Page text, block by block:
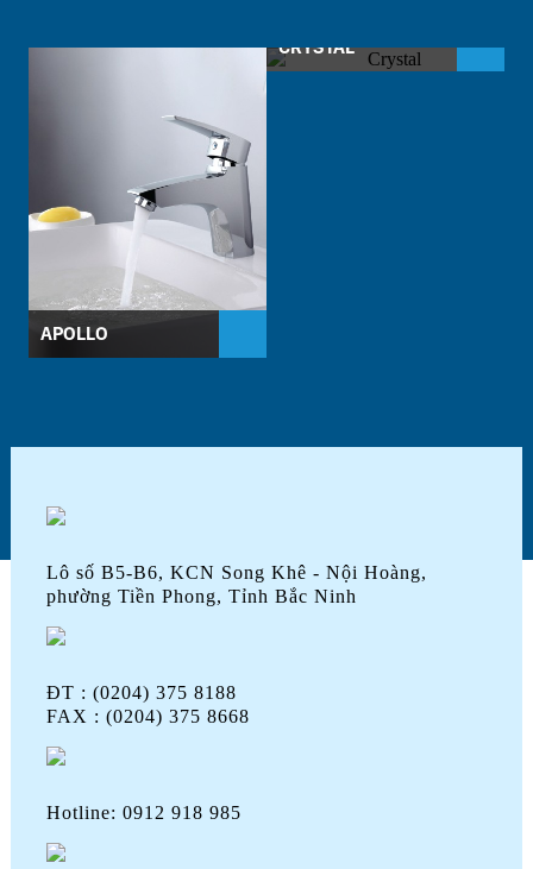
APOLLO
CRYSTAL
Lô số B5-B6, KCN Song Khê - Nội Hoàng,
phường Tiền Phong, Tỉnh Bắc Ninh
ĐT : (0204) 375 8188
FAX : (0204) 375 8668
Hotline: 0912 918 985